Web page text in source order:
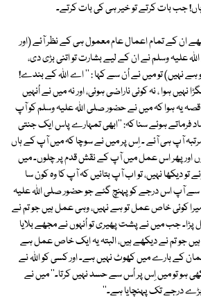
جب بات کرتے تو خیر ہی کی بات کرتے۔
ان کے تمام اعمال عام معمول ہی کے نظر آئے (اور
علیہ وسلم نے ان کے لیے بشارت تو اتنی بڑی دی،
نہیں) تو میں نے اُن سے کہا : '' اے اللہ کے بندے!
ہوا ، نہ کوئی ناراضی ہوئی، اور نہ میں نے اُنہیں
یہ ہوا کہ میں نے حضور صلی اللہ علیہ وسلم کو آپ
فرماتے ہوئے سنا کہ: ''ابھی تمہارے پاس ایک جنتی
مرتبہ آپ ہی آئے ۔ اِس پر میں نے سوچا کہ میں آپ کے ہاں
اور پھر اس عمل میں آپ کے نقش قدم پر چلوں۔ میں
تو دیکھا نہیں، تو اب آپ بتائیں کہ آپ کا وہ کون سا
اس درجے کو پہنچ گئے جو حضور صلی اللہ علیہ
''میرا کوئی خاص عمل تو ہے نہیں، وہی عمل ہیں جو تم نے
جب میں نے پشت پھیری تو اُنہوں نے مجھے بلایا
جو تم نے دیکھے ہیں، البتہ یہ ایک خاص عمل ہے
کے بارے میں کھوٹ نہیں ہے۔ اور کسی کو اللہ نے
ہو تو میں اِس پر اُس سے حسد نہیں کرتا۔'' میں نے
درجے تک پہنچایا ہے۔''